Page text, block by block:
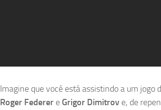
Imagine que você está assistindo a um jogo
Roger Federer e Grigor Dimitrov e, de